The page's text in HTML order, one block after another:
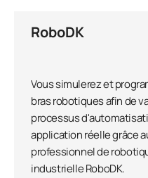
RoboDK
Vous simulerez et
bras robotiques afin de
processus
application réelle grâce
professionnel de
industrielle RoboDK.